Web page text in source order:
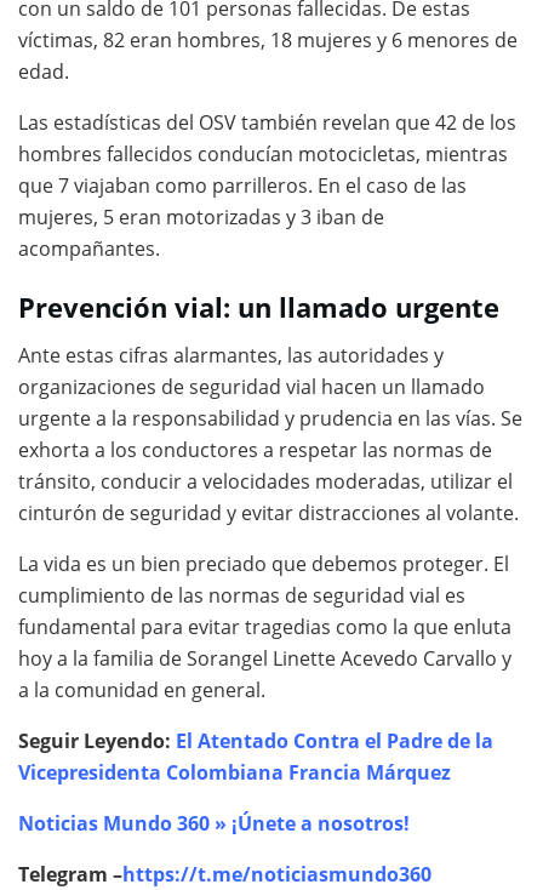
con un saldo de 101 personas fallecidas. De estas
víctimas, 82 eran hombres, 18 mujeres y 6 menores de
edad.
Las estadísticas del OSV también revelan que 42 de los
hombres fallecidos conducían motocicletas, mientras
que 7 viajaban como parrilleros. En el caso de las
mujeres, 5 eran motorizadas y 3 iban de
acompañantes.
Prevención vial: un llamado urgente
Ante estas cifras alarmantes, las autoridades y
organizaciones de seguridad vial hacen un llamado
urgente a la responsabilidad y prudencia en las vías. Se
exhorta a los conductores a respetar las normas de
tránsito, conducir a velocidades moderadas, utilizar el
cinturón de seguridad y evitar distracciones al volante.
La vida es un bien preciado que debemos proteger. El
cumplimiento de las normas de seguridad vial es
fundamental para evitar tragedias como la que enluta
hoy a la familia de Sorangel Linette Acevedo Carvallo y
a la comunidad en general.
Seguir Leyendo: El Atentado Contra el Padre de la
Vicepresidenta Colombiana Francia Márquez
Noticias Mundo 360 » ¡Únete a nosotros!
Telegram –https://t.me/noticiasmundo360